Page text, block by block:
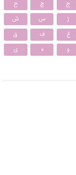
ج چ
ح
ژ س
ش
غ ف
ق
و ه ی